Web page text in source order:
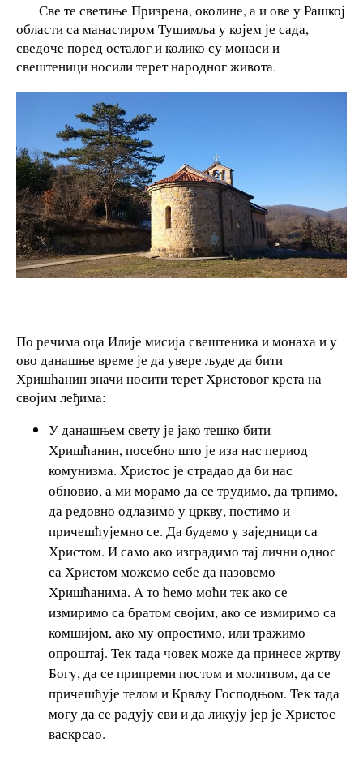
Све те светиње Призрена, околине, а и ове у Рашкој
области са манастиром Тушимља у којем је сада,
сведоче поред осталог и колико су монаси и
свештеници носили терет народног живота.
По речима оца Илије мисија свештеника и монаха и у
ово данашње време је да увере људе да бити
Хришћанин значи носити терет Христовог крста на
својим леђима:
У данашњем свету је јако тешко бити
Хришћанин, посебно што је иза нас период
комунизма. Христос је страдао да би нас
обновио, а ми морамо да се трудимо, да трпимо,
да редовно одлазимо у цркву, постимо и
причешћујемно се. Да будемо у заједници са
Христом. И само ако изградимо тај лични однос
са Христом можемо себе да назовемо
Хришћанима. А то ћемо моћи тек ако се
измиримо са братом својим, ако се измиримо са
комшијом, ако му опростимо, или тражимо
опроштај. Тек тада човек може да принесе жртву
Богу, да се припреми постом и молитвом, да се
причешћује телом и Крвљу Господњом. Тек тада
могу да се радују сви и да ликују јер је Христос
васкрсао.